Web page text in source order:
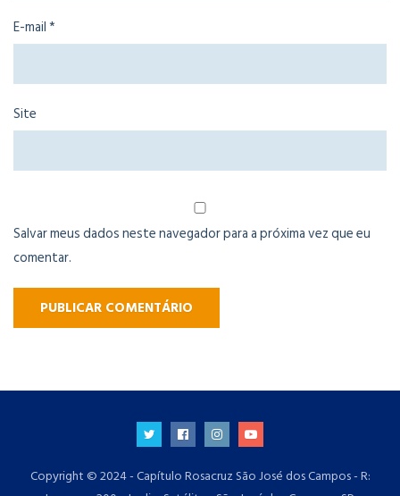
E-mail*
Site
Salvar meus dados neste navegador para a próxima vez que eu
comentar.
Copyright © 2024 - Capítulo Rosacruz São José dos Campos - R: